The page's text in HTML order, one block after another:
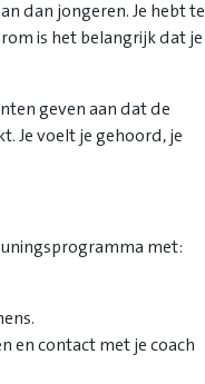
dan jongeren. Je hebt te
is het belangrijk dat je
geven aan dat de
Je voelt je gehoord, je
met:
en contact met je coach